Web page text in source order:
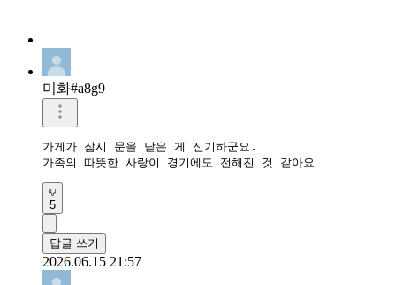
미화#a8g9
가게가 잠시 문을 닫은 게 신기하군요.
가족의 따뜻한 사랑이 경기에도 전해진 것 같아요
5
답글 쓰기
2026.06.15 21:57